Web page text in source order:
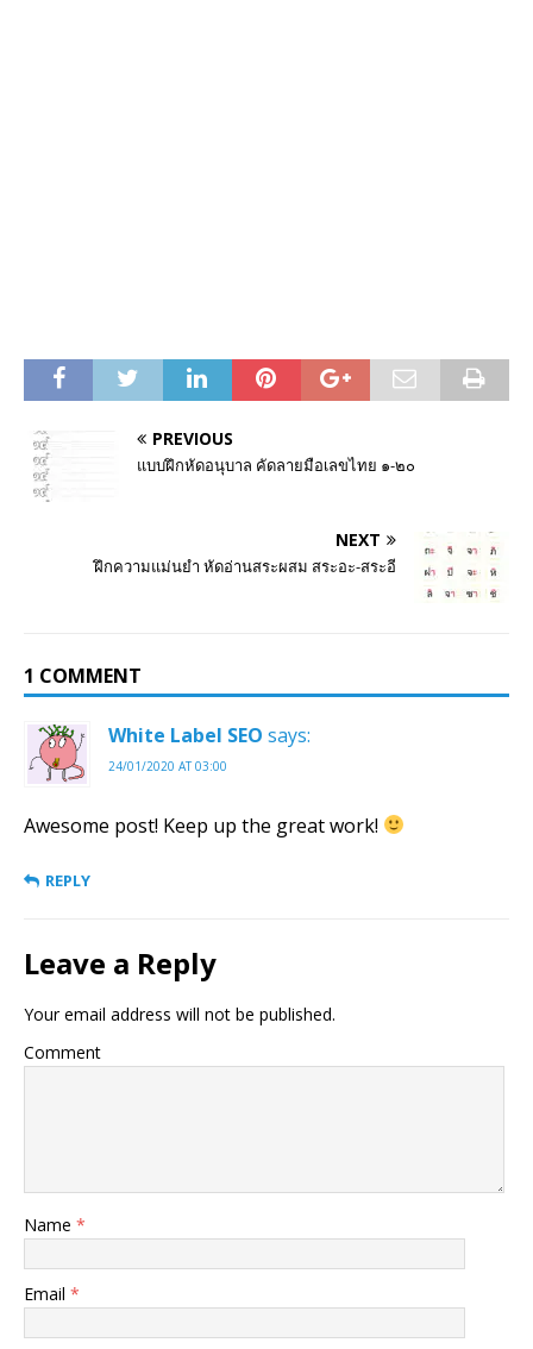
PREVIOUS
แบบฝึกหัดอนุบาล คัดลายมือเลขไทย ๑-๒๐
NEXT
ฝึกความแม่นยำ หัดอ่านสระผสม สระอะ-สระอี
1 COMMENT
White Label SEO says:
24/01/2020 AT 03:00
Awesome post! Keep up the great work!
REPLY
Leave a Reply
Your email address will not be published.
Comment
Name *
Email *